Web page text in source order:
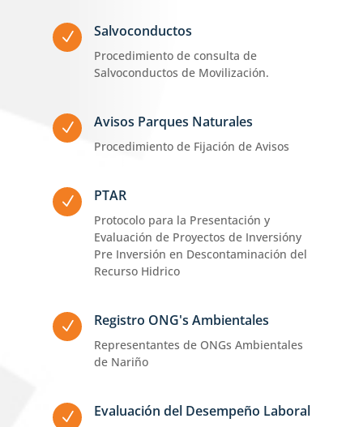
N Salvoconductos
Procedimiento de consulta de
Salvoconductos de Movilización.
N Avisos Parques Naturales
Procedimiento de Fijación de Avisos
N PTAR
Protocolo para la Presentación y
Evaluación de Proyectos de Inversióny
Pre Inversión en Descontaminación del
Recurso Hidrico
N Registro ONG's Ambientales
Representantes de ONGs Ambientales
de Nariño
N Evaluación del Desempeño Laboral